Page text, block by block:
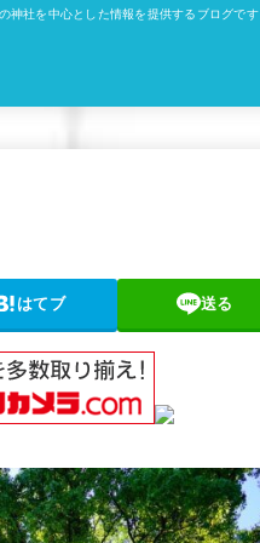
神社を中心とした情報を提供するブログです
はてブ 送る